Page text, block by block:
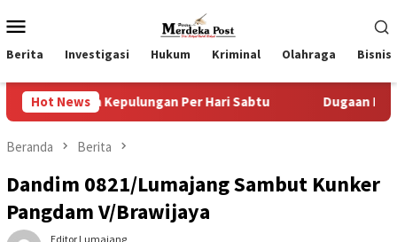
ke
kontenMobile
Berita Investigasi Hukum Kriminal Olahraga Bisnis
Hot News
Kepulungan Per Hari Sabtu Dugaan Pungli SKAB di
Beranda Berita
Dandim 0821/Lumajang Sambut Kunker
Pangdam V/Brawijaya
Editor Lumajang